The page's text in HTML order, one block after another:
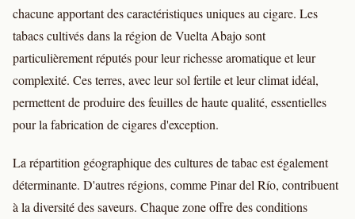
chacune apportant des caractéristiques uniques au cigare. Les
tabacs cultivés dans la région de Vuelta Abajo sont
particulièrement réputés pour leur richesse aromatique et leur
complexité. Ces terres, avec leur sol fertile et leur climat idéal,
permettent de produire des feuilles de haute qualité, essentielles
pour la fabrication de cigares d'exception.
La répartition géographique des cultures de tabac est également
déterminante. D'autres régions, comme Pinar del Río, contribuent
à la diversité des saveurs. Chaque zone offre des conditions